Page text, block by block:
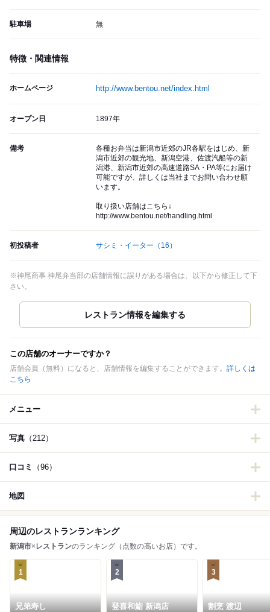
駐車場 無
特徴・関連情報
ホームページ http://www.bentou.net/index.html
オープン日 1897年
備考
各種お弁当は新潟市近郊のJR各駅をはじめ、新
潟市近郊の観光地、新潟空港、佐渡汽船等の新
潟港、新潟市近郊の高速道路SA・PA等にお届け
可能ですが、詳しくは当社までお問い合わせ願
います。
取り扱い店舗はこちら↓
http://www.bentou.net/handling.html
初投稿者 サシミ・イーター （16）
※神尾商事 神尾弁当部の店舗情報に誤りがある場合は、以下から修正して下
さい。
この店舗のオーナーですか？
店舗会員（無料）になると、店舗情報を編集することができます。 詳しくは
こちら
メニュー
写真 （212）
口コミ （96）
地図
周辺のレストランランキング
新潟市× レストランのランキング（点数の高いお店）です。
1
兄弟寿し
2
登喜和鮨 新潟店
3
割烹 渡辺